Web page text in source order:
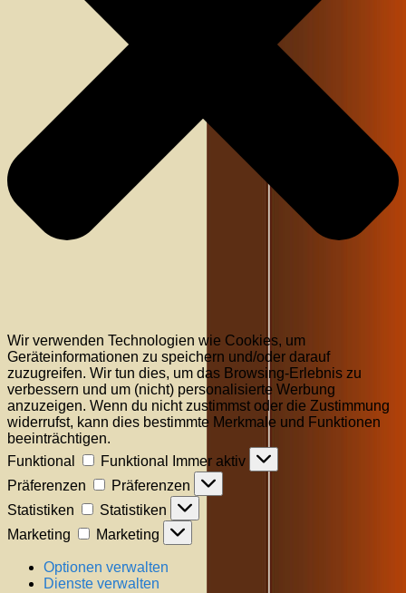
Wir verwenden Technologien wie Cookies, um
Geräteinformationen zu speichern und/oder darauf
zuzugreifen. Wir tun dies, um das Browsing-Erlebnis zu
verbessern und um (nicht) personalisierte Werbung
anzuzeigen. Wenn du nicht zustimmst oder die Zustimmung
widerrufst, kann dies bestimmte Merkmale und Funktionen
beeinträchtigen.
Funktional
Funktional
Immer aktiv
Präferenzen
Präferenzen
Statistiken
Statistiken
Marketing
Marketing
Optionen verwalten
Dienste verwalten